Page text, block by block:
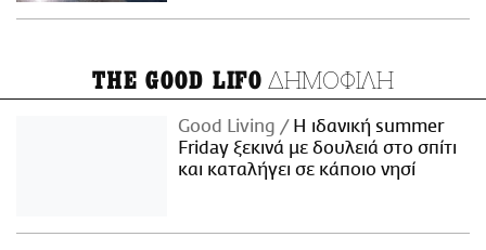
THE GOOD LIFO ΔΗΜΟΦΙΛΗ
Good Living
Η ιδανική summer
Friday ξεκινά με δουλειά στο σπίτι
και καταλήγει σε κάποιο νησί